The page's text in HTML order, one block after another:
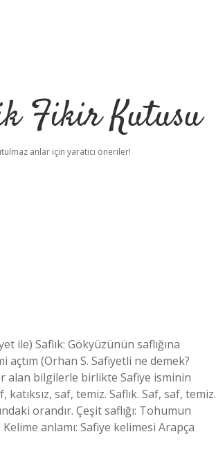
Fikir Kutusu
anlar için yaratıcı öneriler!
açtım (Orhan S. Safiyetli ne demek?
alan bilgilerle birlikte Safiye isminin
saf, temiz. Saflık. Saf, saf, temiz.
orandır. Çeşit saflığı: Tohumun
anlamı: Safiye kelimesi Arapça